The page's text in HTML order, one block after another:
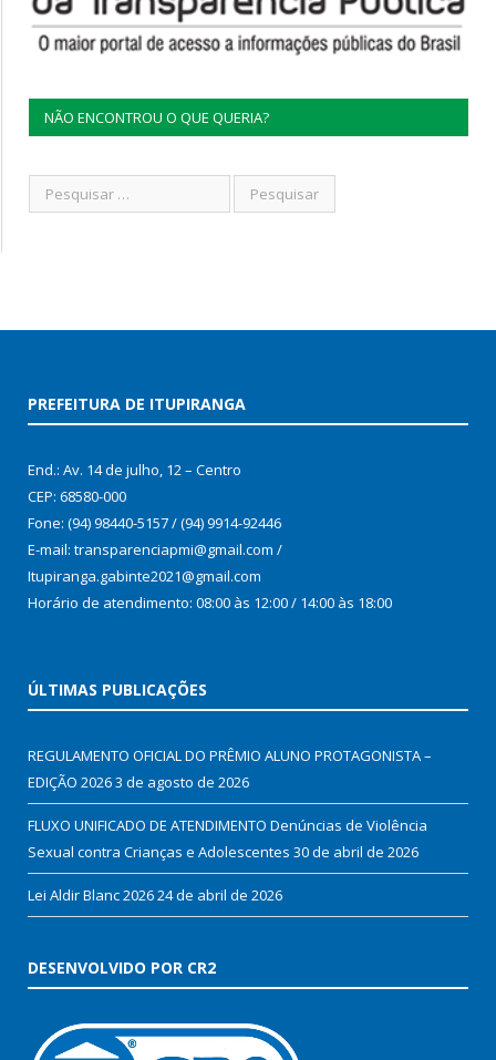
NÃO ENCONTROU O QUE QUERIA?
PREFEITURA DE ITUPIRANGA
End.: Av. 14 de julho, 12 – Centro
CEP: 68580-000
Fone: (94) 98440-5157 / (94) 9914-92446
E-mail: transparenciapmi@gmail.com /
Itupiranga.gabinte2021@gmail.com
Horário de atendimento: 08:00 às 12:00 / 14:00 às 18:00
ÚLTIMAS PUBLICAÇÕES
REGULAMENTO OFICIAL DO PRÊMIO ALUNO PROTAGONISTA –
EDIÇÃO 20263 de agosto de 2026
FLUXO UNIFICADO DE ATENDIMENTO Denúncias de Violência
Sexual contra Crianças e Adolescentes 30 de abril de 2026
Lei Aldir Blanc 202624 de abril de 2026
DESENVOLVIDO POR CR2